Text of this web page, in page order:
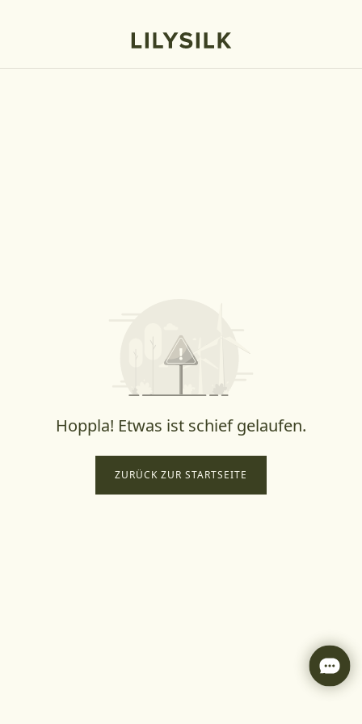
Hoppla! Etwas ist schief gelaufen.
ZURÜCK ZUR STARTSEITE